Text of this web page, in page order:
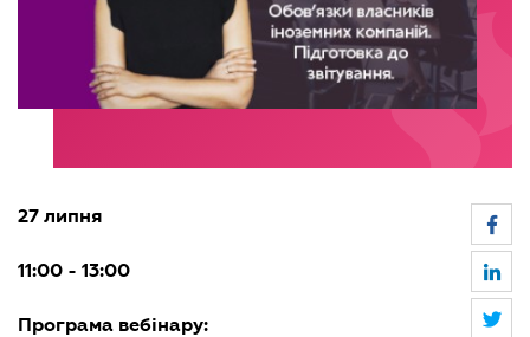
27 липня
11:00 - 13:00
Програма вебінару: